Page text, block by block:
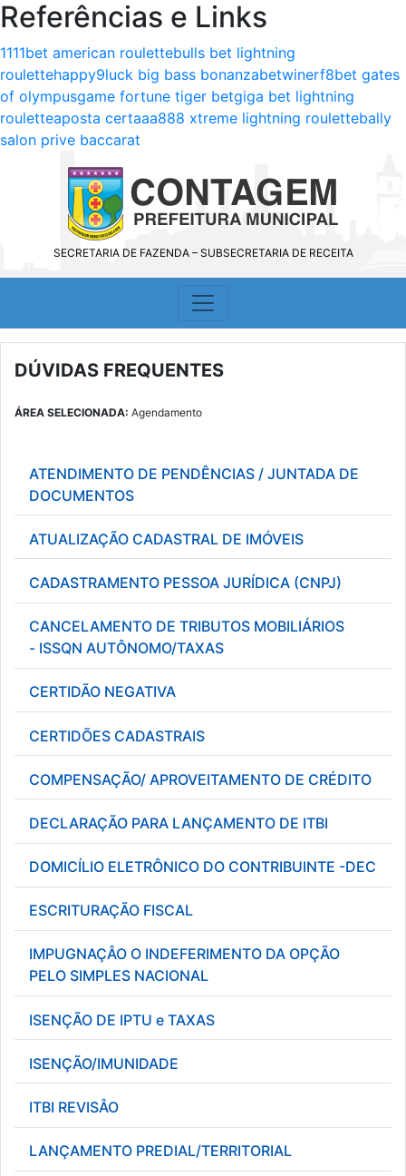
Referências e Links
1111bet american roulettebulls bet lightning
roulettehappy9luck big bass bonanzabetwinerf8bet gates
of olympusgame fortune tiger betgiga bet lightning
rouletteaposta certaaa888 xtreme lightning roulettebally
salon prive baccarat
SECRETARIA DE FAZENDA – SUBSECRETARIA DE RECEITA
DÚVIDAS FREQUENTES
ÁREA SELECIONADA: Agendamento
ATENDIMENTO DE PENDÊNCIAS / JUNTADA DE
DOCUMENTOS
ATUALIZAÇÃO CADASTRAL DE IMÓVEIS
CADASTRAMENTO PESSOA JURÍDICA (CNPJ)
CANCELAMENTO DE TRIBUTOS MOBILIÁRIOS
- ISSQN AUTÔNOMO/TAXAS
CERTIDÃO NEGATIVA
CERTIDÕES CADASTRAIS
COMPENSAÇÃO/ APROVEITAMENTO DE CRÉDITO
DECLARAÇÃO PARA LANÇAMENTO DE ITBI
DOMICÍLIO ELETRÔNICO DO CONTRIBUINTE -DEC
ESCRITURAÇÃO FISCAL
IMPUGNAÇÂO O INDEFERIMENTO DA OPÇÃO
PELO SIMPLES NACIONAL
ISENÇÃO DE IPTU e TAXAS
ISENÇÃO/IMUNIDADE
ITBI REVISÂO
LANÇAMENTO PREDIAL/TERRITORIAL